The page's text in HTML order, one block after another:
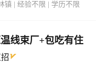
镇 | 经验不限 | 学历不限
线束厂+包吃有住